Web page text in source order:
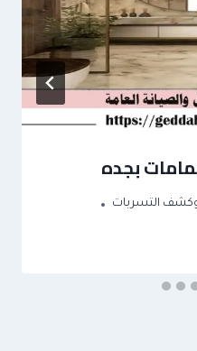
بجده
التسربات